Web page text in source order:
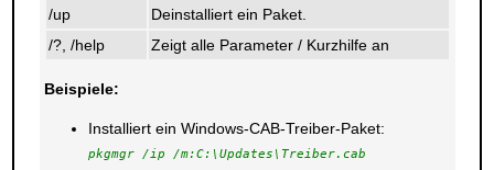
/up
Deinstalliert ein Paket.
/?, /help
Zeigt alle Parameter / Kurzhilfe an
Beispiele:
Installiert ein Windows-CAB-Treiber-Paket:
pkgmgr /ip /m:C:\Updates\Treiber.cab